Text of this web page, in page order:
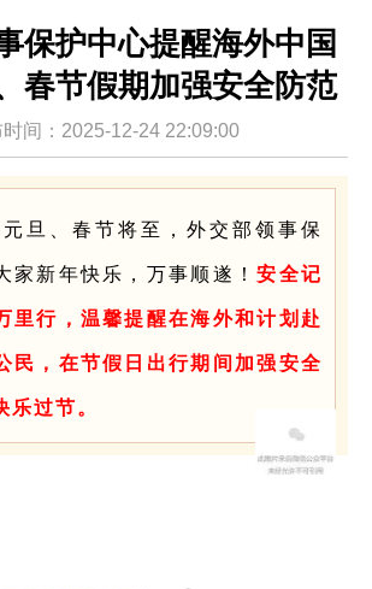
保护中心提醒海外中国
春节假期加强安全防范
时间：2025-12-24 22:09:00
元旦、春节将至，外交部领事保
家新年快乐，万事顺遂！安全记
里行，温馨提醒在海外和计划赴
民，在节假日出行期间加强安全
乐过节。